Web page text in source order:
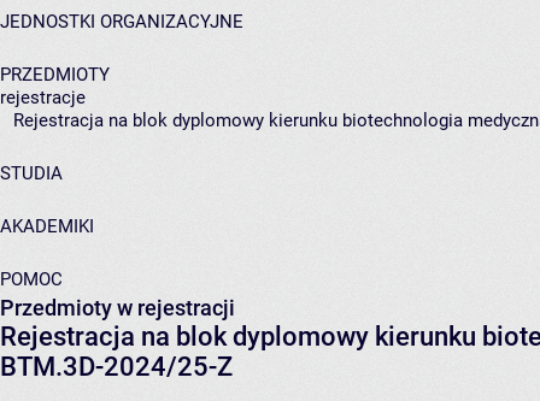
JEDNOSTKI ORGANIZACYJNE
PRZEDMIOTY
rejestracje
Rejestracja na blok dyplomowy kierunku biotechnologia
STUDIA
AKADEMIKI
POMOC
Przedmioty w rejestracji
Rejestracja na blok dyplomowy kierunku
BTM.3D-2024/25-Z